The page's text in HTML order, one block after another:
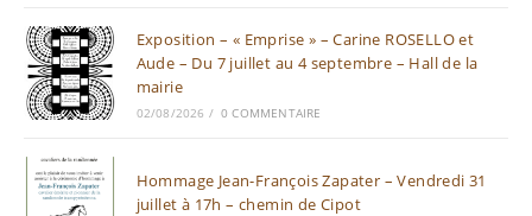
Exposition – « Emprise » – Carine ROSELLO et
Aude – Du 7 juillet au 4 septembre – Hall de la
mairie
02/08/2026 / 0 COMMENTAIRE
Hommage Jean-François Zapater – Vendredi 31
juillet à 17h – chemin de Cipot